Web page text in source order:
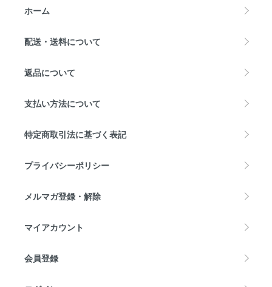
ホーム
配送・送料について
返品について
支払い方法について
特定商取引法に基づく表記
プライバシーポリシー
メルマガ登録・解除
マイアカウント
会員登録